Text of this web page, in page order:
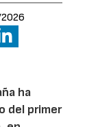
ha
del primer